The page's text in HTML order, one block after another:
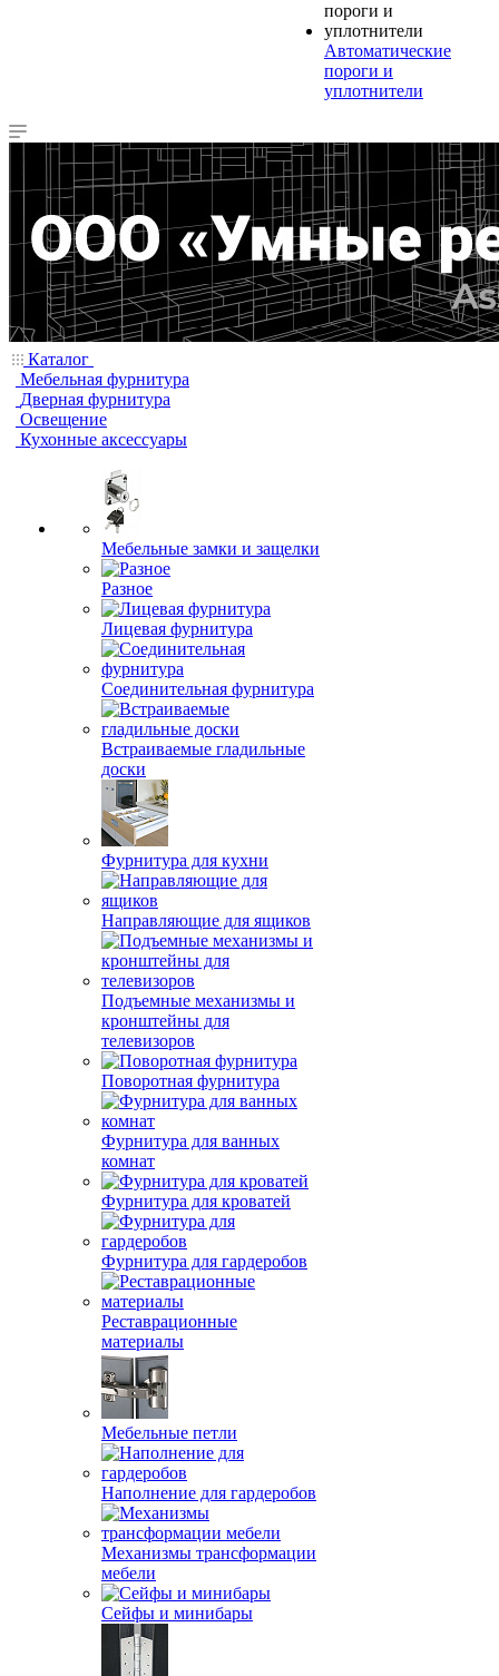
Автоматические
пороги и
уплотнители
Каталог
Мебельная фурнитура
Дверная фурнитура
Освещение
Кухонные аксессуары
Мебельные замки и защелки
Разное
Лицевая фурнитура
Соединительная фурнитура
Встраиваемые гладильные
доски
Фурнитура для кухни
Направляющие для ящиков
Подъемные механизмы и
кронштейны для
телевизоров
Поворотная фурнитура
Фурнитура для ванных
комнат
Фурнитура для кроватей
Фурнитура для гардеробов
Реставрационные
материалы
Мебельные петли
Наполнение для гардеробов
Механизмы трансформации
мебели
Сейфы и минибары